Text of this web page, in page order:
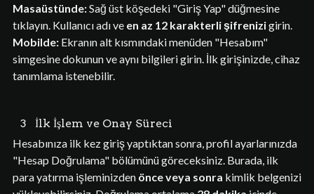
Masaüstünde:Sağ üst köşedeki "Giriş Yap" düğmesine
tıklayın. Kullanıcı adı ve en az 12 karakterli şifrenizigirin.
Mobilde:Ekranın alt kısmındaki menüden "Hesabım"
simgesine dokunun ve aynı bilgileri girin. İlk girişinizde, cihaz
tanımlama istenebilir.
3
İlk İşlem ve Onay Süreci
Hesabınıza ilk kez giriş yaptıktan sonra, profil ayarlarınızda
"Hesap Doğrulama" bölümünü göreceksiniz. Burada, ilk
para yatırma işleminizden önce veya sonra kimlik belgenizi